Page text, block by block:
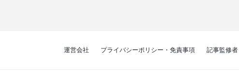
運営会社 プライバシーポリシー・免責事項 記事監修者